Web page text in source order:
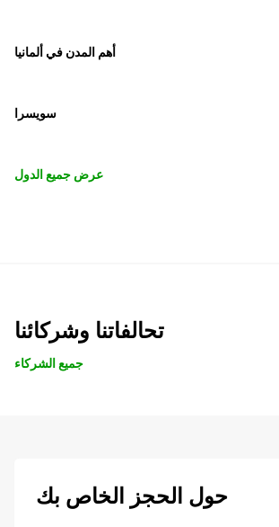
أهم المدن في ألمانيا
سويسرا
عرض جميع الدول
تحالفاتنا وشركائنا
جميع الشركاء
حول الحجز الخاص بك